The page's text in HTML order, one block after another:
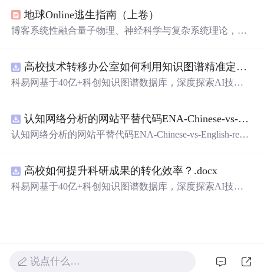
现，推动了行业的进步。
地球Online逃生指南（上卷）
博客系统性融合量子物理、神经科学与复杂系统理论，构
质；提出‘无我布施’作为分布式网络的非对称负熵干预，
建立基于觉知训练的流动生存范式，并用数学模型（如痛
高校技术转移办公室如何利用知识图谱精准定位产业需求与技术适配点？.docx
科易网基于40亿+科创知识图谱数据库，深度探索AI技术
新领域的AI+数智化解决方案，推动科技创新与产业创新
智能化发展。
认知网络分析的网站平替代码ENA-Chinese-vs-English-reproducible.zip
认知网络分析的网站平替代码ENA-Chinese-vs-English-repro
高校如何提升科研成果的转化效率？.docx
科易网基于40亿+科创知识图谱数据库，深度探索AI技术
说点什么…